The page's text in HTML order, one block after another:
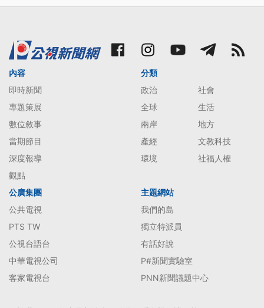
內容
即時新聞
專題策展
數位敘事
當期節目
深度報導
觀點
分類
政治
社會
全球
生活
兩岸
地方
產經
文教科技
環境
社福人權
公廣集團
公共電視
PTS TW
公視台語台
中華電視公司
客家電視台
主題網站
我們的島
獨立特派員
有話好說
P#新聞實驗室
PNN新聞議題中心